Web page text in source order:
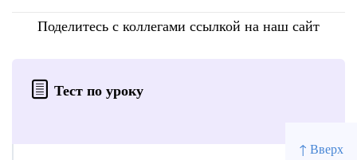
↑ Вверх
Поделитесь с коллегами ссылкой на наш сайт
Тест по уроку